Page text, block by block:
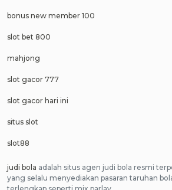
bonus new member 100
slot bet 800
mahjong
slot gacor 777
slot gacor hari ini
situs slot
slot88
judi bola adalah situs agen judi bola resmi
yang selalu menyediakan pasaran taruhan